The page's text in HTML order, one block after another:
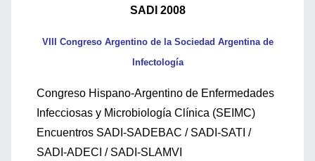
SADI 2008
VIII Congreso Argentino de la Sociedad Argentina de
Infectología
Congreso Hispano-Argentino de Enfermedades
Infecciosas y Microbiología Clínica (SEIMC)
Encuentros SADI-SADEBAC / SADI-SATI /
SADI-ADECI / SADI-SLAMVI